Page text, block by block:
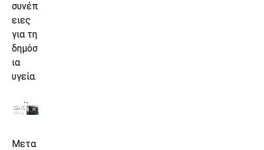
συνέπ
ειες
για τη
δημόσ
ια
υγεία.
Μετα